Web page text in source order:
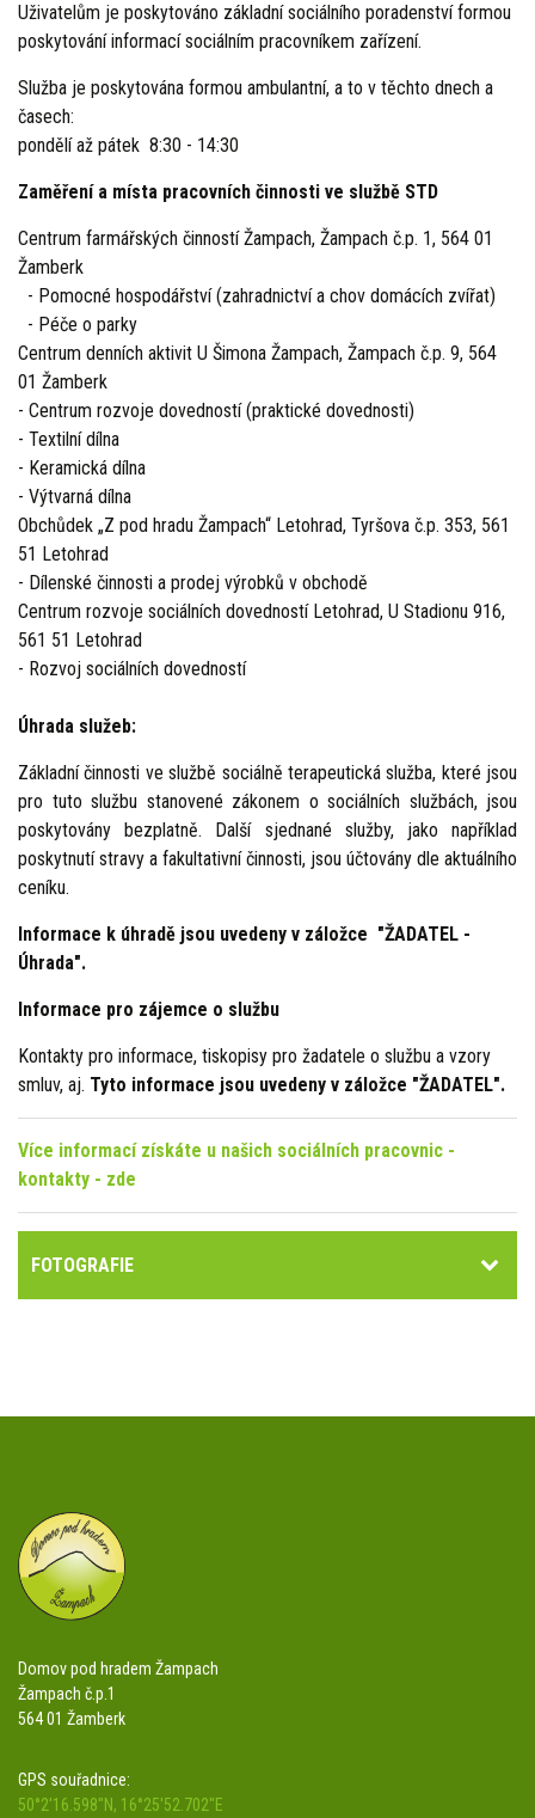
Uživatelům je poskytováno základní sociálního poradenství formou
poskytování informací sociálním pracovníkem zařízení.
Služba je poskytována formou ambulantní, a to v těchto dnech a
časech:
pondělí až pátek 8:30 - 14:30
Zaměření a místa pracovních činnosti ve službě STD
Centrum farmářských činností Žampach, Žampach č.p. 1, 564 01
Žamberk
- Pomocné hospodářství (zahradnictví a chov domácích zvířat)
- Péče o parky
Centrum denních aktivit U Šimona Žampach, Žampach č.p. 9, 564
01 Žamberk
- Centrum rozvoje dovedností (praktické dovednosti)
- Textilní dílna
- Keramická dílna
- Výtvarná dílna
Obchůdek „Z pod hradu Žampach“ Letohrad, Tyršova č.p. 353, 561
51 Letohrad
- Dílenské činnosti a prodej výrobků v obchodě
Centrum rozvoje sociálních dovedností Letohrad, U Stadionu 916,
561 51 Letohrad
- Rozvoj sociálních dovedností
Úhrada služeb:
Základní činnosti ve službě sociálně terapeutická služba, které jsou
pro tuto službu stanovené zákonem o sociálních službách, jsou
poskytovány bezplatně. Další sjednané služby, jako například
poskytnutí stravy a fakultativní činnosti, jsou účtovány dle aktuálního
ceníku.
Informace k úhradě jsou uvedeny v záložce "ŽADATEL -
Úhrada".
Informace pro zájemce o službu
Kontakty pro informace, tiskopisy pro žadatele o službu a vzory
smluv, aj. Tyto informace jsou uvedeny v záložce "ŽADATEL".
Více informací získáte u našich sociálních pracovnic -
kontakty - zde
FOTOGRAFIE
Domov pod hradem Žampach
Žampach č.p.1
564 01 Žamberk
GPS souřadnice:
50°2'16.598"N, 16°25'52.702"E